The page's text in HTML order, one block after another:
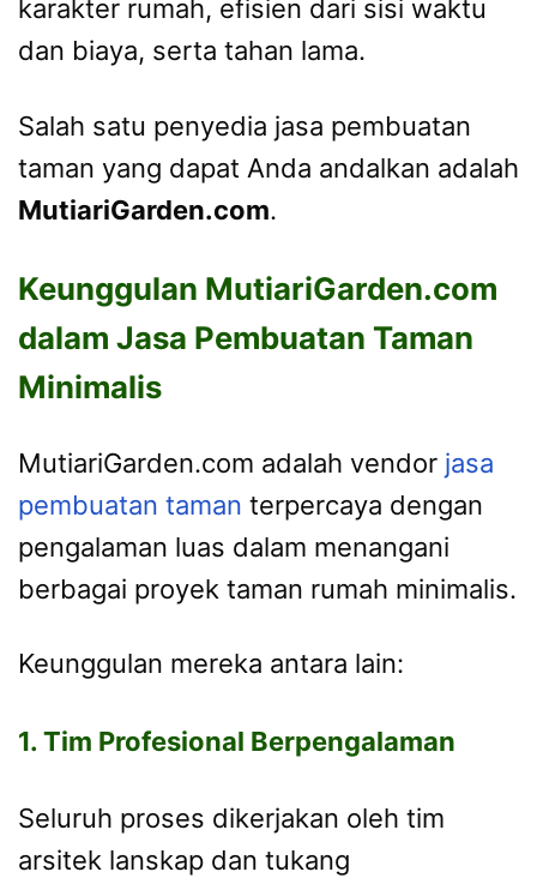
karakter rumah, efisien dari sisi waktu
dan biaya, serta tahan lama.
Salah satu penyedia jasa pembuatan
taman yang dapat Anda andalkan adalah
MutiariGarden.com.
Keunggulan MutiariGarden.com
dalam Jasa Pembuatan Taman
Minimalis
MutiariGarden.com adalah vendor jasa
pembuatan taman terpercaya dengan
pengalaman luas dalam menangani
berbagai proyek taman rumah minimalis.
Keunggulan mereka antara lain:
1. Tim Profesional Berpengalaman
Seluruh proses dikerjakan oleh tim
arsitek lanskap dan tukang